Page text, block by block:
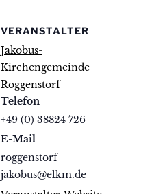
VERANSTALTER
Jakobus-
Kirchengemeinde
Roggenstorf
Telefon
+49 (0) 38824 726
E-Mail
roggenstorf-
jakobus@elkm.de